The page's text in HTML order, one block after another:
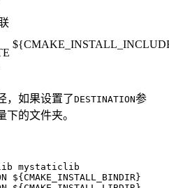
，如果设置了DESTINATION参
的文件夹。
mystaticlib
${CMAKE_INSTALL_BINDIR}